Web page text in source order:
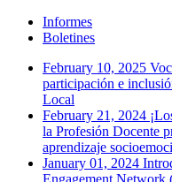
Informes
Boletines
February 10, 2025
participación e
Local
February 21, 2024
la Profesión Docente
aprendizaje
January 01, 2024
Engagement Network